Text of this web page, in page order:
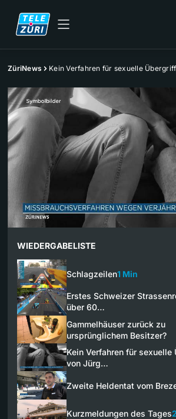
ZüriNews Kein Verfahren für sexuelle
WIEDERGABELISTE
Schlagzeilen1 Min
Erstes Schweizer
über 60…
Gammelhäuser zurück zu
ursprünglichem Besitzer?
Kein Verfahren für sexuelle
von Jürg…
Zweite Heldentat vom
Kurzmeldungen des Tages